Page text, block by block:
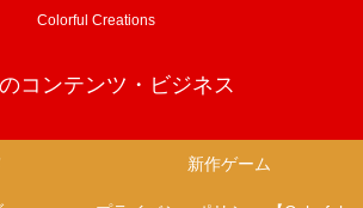
Colorful Creations
コンテンツ・ビジネス
新作ゲーム